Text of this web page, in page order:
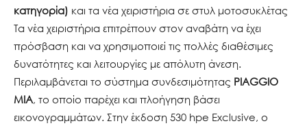
κατηγορία) και τα νέα χειριστήρια σε στυλ μοτοσυκλέτας
Τα νέα χειριστήρια επιτρέπουν στον αναβάτη να έχει
πρόσβαση και να χρησιμοποιεί τις πολλές διαθέσιμες
δυνατότητες και λειτουργίες με απόλυτη άνεση.
Περιλαμβάνεται το σύστημα συνδεσιμότητας PIAGGIO
MIA, το οποίο παρέχει και πλοήγηση βάσει
εικονογραμμάτων. Στην έκδοση 530 hpe Exclusive, ο